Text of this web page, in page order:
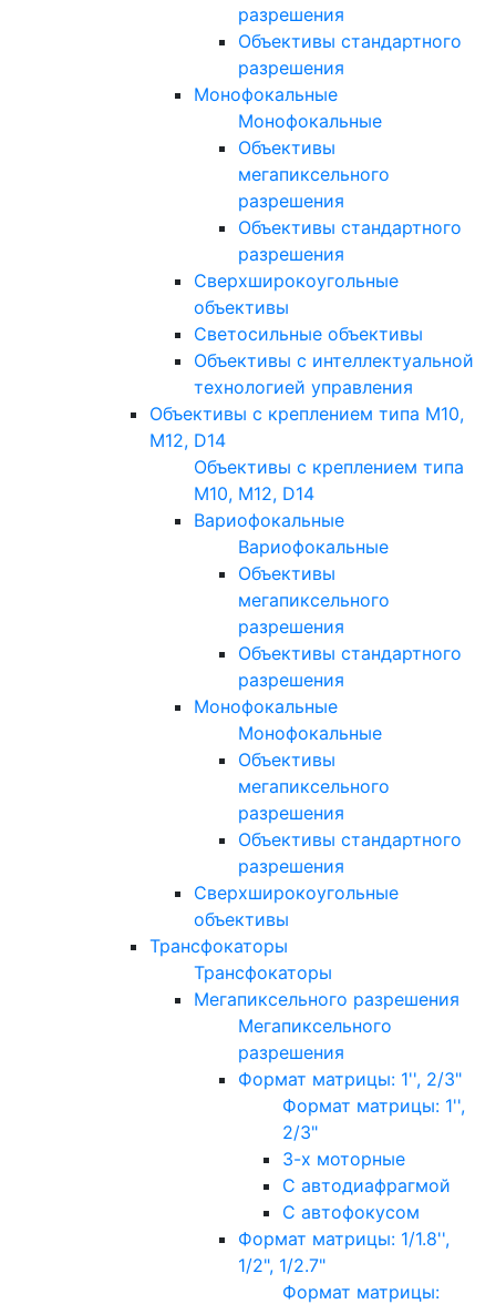
разрешения
Объективы стандартного
разрешения
Монофокальные
Монофокальные
Объективы
мегапиксельного
разрешения
Объективы стандартного
разрешения
Сверхширокоугольные
объективы
Светосильные объективы
Объективы с интеллектуальной
технологией управления
Объективы с креплением типа M10,
M12, D14
Объективы с креплением типа
M10, M12, D14
Вариофокальные
Вариофокальные
Объективы
мегапиксельного
разрешения
Объективы стандартного
разрешения
Монофокальные
Монофокальные
Объективы
мегапиксельного
разрешения
Объективы стандартного
разрешения
Сверхширокоугольные
объективы
Трансфокаторы
Трансфокаторы
Мегапиксельного разрешения
Мегапиксельного
разрешения
Формат матрицы: 1'', 2/3"
Формат матрицы: 1'',
2/3"
3-х моторные
С автодиафрагмой
С автофокусом
Формат матрицы: 1/1.8'',
1/2", 1/2.7"
Формат матрицы: